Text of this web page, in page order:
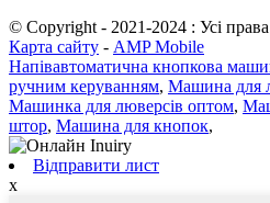
© Copyright - 2021-2024 : Усі
Карта сайту - AMP Mobile
Напівавтоматична кнопкова
ручним керуванням, Машина для
Машинка для люверсів оптом,
штор, Машина для кнопок,
Відправити лист
x